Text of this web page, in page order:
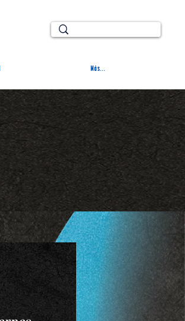
Más...